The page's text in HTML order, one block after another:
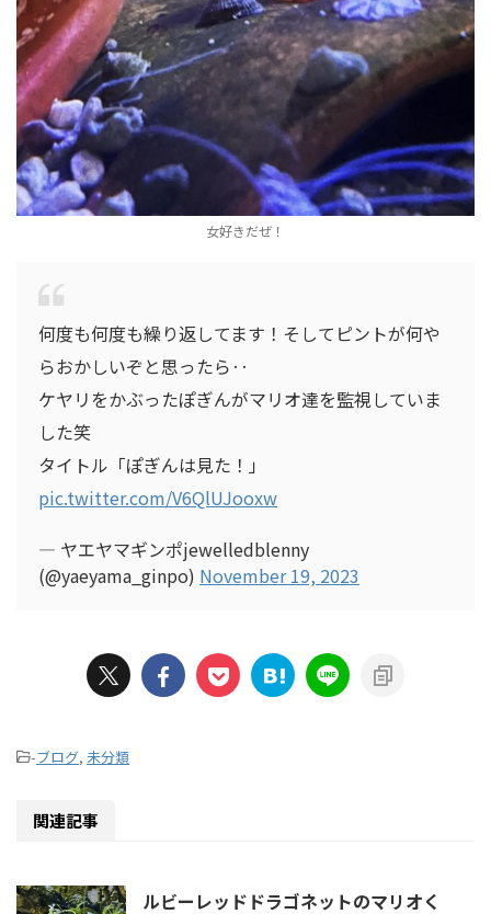
女好きだぜ！
何度も何度も繰り返してます！そしてピントが何や
らおかしいぞと思ったら‥
ケヤリをかぶったぽぎんがマリオ達を監視していま
した笑
タイトル「ぽぎんは見た！」
pic.twitter.com/V6QlUJooxw
— ヤエヤマギンポjewelledblenny
(@yaeyama_ginpo) November 19, 2023
-ブログ, 未分類
関連記事
ルビーレッドドラゴネットのマリオく